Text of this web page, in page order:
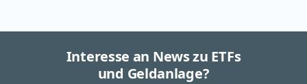
Interesse an News zu ETFs
und Geldanlage?